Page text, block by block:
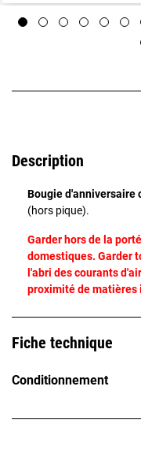
Description
Bougie d'anniversaire
(hors pique).
Garder hors de la
domestiques. Garder
l'abri des courants
proximité de matières
Fiche technique
Conditionnement